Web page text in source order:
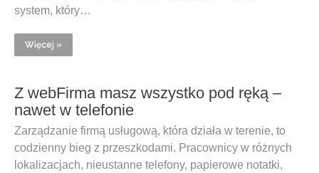
system, który…
Więcej »
Z webFirma masz wszystko pod ręką –
nawet w telefonie
Zarządzanie firmą usługową, która działa w terenie, to
codzienny bieg z przeszkodami. Pracownicy w różnych
lokalizacjach, nieustanne telefony, papierowe notatki,